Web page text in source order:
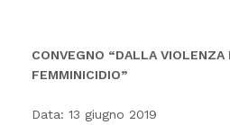
CONVEGNO “DALLA VIOLENZA
FEMMINICIDIO”
Data: 13 giugno 2019